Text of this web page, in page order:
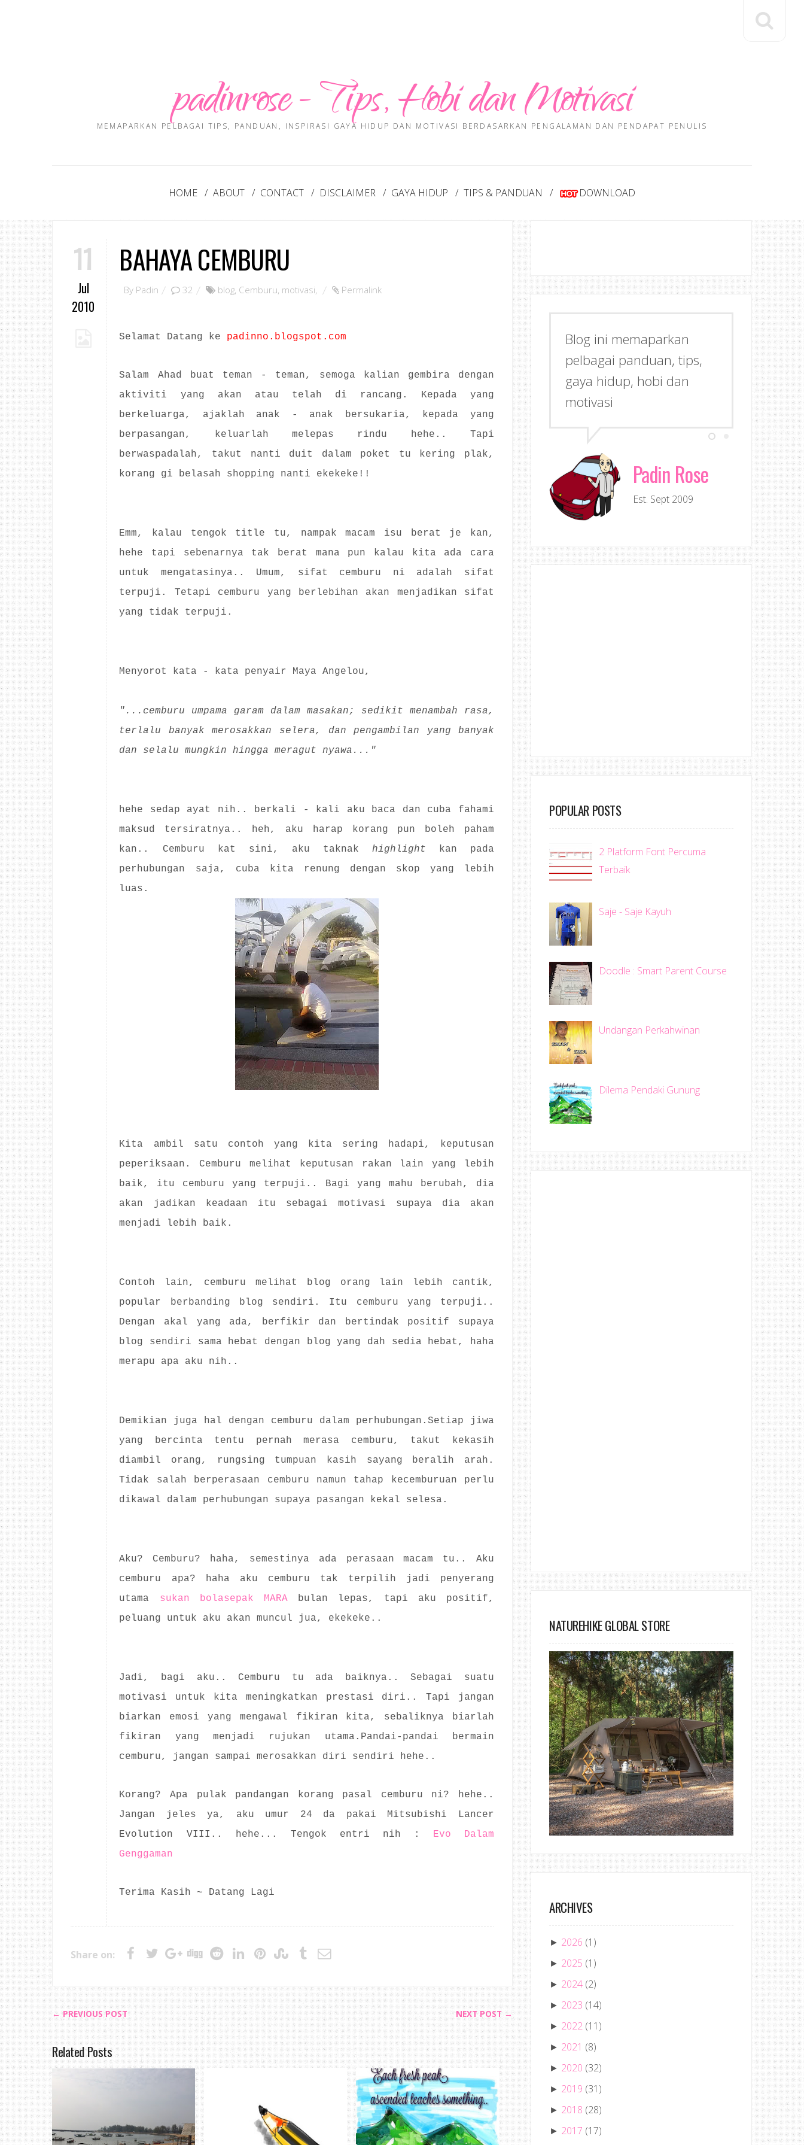
padinrose - Tips, Hobi dan Motivasi
MEMAPARKAN PELBAGAI TIPS, PANDUAN, INSPIRASI GAYA HIDUP DAN MOTIVASI BERDASARKAN PENGALAMAN DAN PENDAPAT PENULIS
HOME ABOUT CONTACT DISCLAIMER GAYA HIDUP TIPS & PANDUAN DOWNLOAD
11
Jul
2010
BAHAYA CEMBURU
By Padin 32 blog, Cemburu, motivasi, Permalink
Selamat Datang ke padinno.blogspot.com
Salam Ahad buat teman - teman, semoga kalian gembira dengan
aktiviti yang akan atau telah di rancang. Kepada yang
berkeluarga, ajaklah anak - anak bersukaria, kepada yang
berpasangan, keluarlah melepas rindu hehe.. Tapi
berwaspadalah, takut nanti duit dalam poket tu kering plak,
korang gi belasah shopping nanti ekekeke!!
Emm, kalau tengok title tu, nampak macam isu berat je kan,
hehe tapi sebenarnya tak berat mana pun kalau kita ada cara
untuk mengatasinya.. Umum, sifat cemburu ni adalah sifat
terpuji. Tetapi cemburu yang berlebihan akan menjadikan sifat
yang tidak terpuji.
Menyorot kata - kata penyair Maya Angelou,
"...cemburu umpama garam dalam masakan; sedikit menambah rasa,
terlalu banyak merosakkan selera, dan pengambilan yang banyak
dan selalu mungkin hingga meragut nyawa..."
hehe sedap ayat nih.. berkali - kali aku baca dan cuba fahami
maksud tersiratnya.. heh, aku harap korang pun boleh paham
kan.. Cemburu kat sini, aku taknak highlight kan pada
perhubungan saja, cuba kita renung dengan skop yang lebih
luas.
Kita ambil satu contoh yang kita sering hadapi, keputusan
peperiksaan. Cemburu melihat keputusan rakan lain yang lebih
baik, itu cemburu yang terpuji.. Bagi yang mahu berubah, dia
akan jadikan keadaan itu sebagai motivasi supaya dia akan
menjadi lebih baik.
Contoh lain, cemburu melihat blog orang lain lebih cantik,
popular berbanding blog sendiri. Itu cemburu yang terpuji..
Dengan akal yang ada, berfikir dan bertindak positif supaya
blog sendiri sama hebat dengan blog yang dah sedia hebat, haha
merapu apa aku nih..
Demikian juga hal dengan cemburu dalam perhubungan.Setiap jiwa
yang bercinta tentu pernah merasa cemburu, takut kekasih
diambil orang, rungsing tumpuan kasih sayang beralih arah.
Tidak salah berperasaan cemburu namun tahap kecemburuan perlu
dikawal dalam perhubungan supaya pasangan kekal selesa.
Aku? Cemburu? haha, semestinya ada perasaan macam tu.. Aku
cemburu apa? haha aku cemburu tak terpilih jadi penyerang
utama sukan bolasepak MARA
bulan lepas, tapi aku positif,
peluang untuk aku akan muncul jua, ekekeke..
Jadi, bagi aku.. Cemburu tu ada baiknya.. Sebagai suatu
motivasi untuk kita meningkatkan prestasi diri.. Tapi jangan
biarkan emosi yang mengawal fikiran kita, sebaliknya biarlah
fikiran yang menjadi rujukan utama.Pandai-pandai bermain
cemburu, jangan sampai merosakkan diri sendiri hehe..
Korang? Apa pulak pandangan korang pasal cemburu ni? hehe..
Jangan jeles ya, aku umur 24 da pakai Mitsubishi Lancer
Evolution VIII.. hehe... Tengok entri nih : Evo Dalam
Genggaman
Terima Kasih ~ Datang Lagi
Share on:
← PREVIOUS POST NEXT POST →
Related Posts
Blog ini memaparkan
pelbagai panduan, tips,
gaya hidup, hobi dan
motivasi
Padin Rose
Est. Sept 2009
POPULAR POSTS
2 Platform Font Percuma
Terbaik
Saje - Saje Kayuh
Doodle : Smart Parent Course
Undangan Perkahwinan
Dilema Pendaki Gunung
NATUREHIKE GLOBAL STORE
ARCHIVES
► 2026 (1)
► 2025 (1)
► 2024 (2)
► 2023 (14)
► 2022 (11)
► 2021 (8)
► 2020 (32)
► 2019 (31)
► 2018 (28)
► 2017 (17)